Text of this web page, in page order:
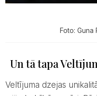
Foto: Guna
Un tā tapa
Veltījuma dzejas unikalitāte ir tajā, ka tā top dzejnieces